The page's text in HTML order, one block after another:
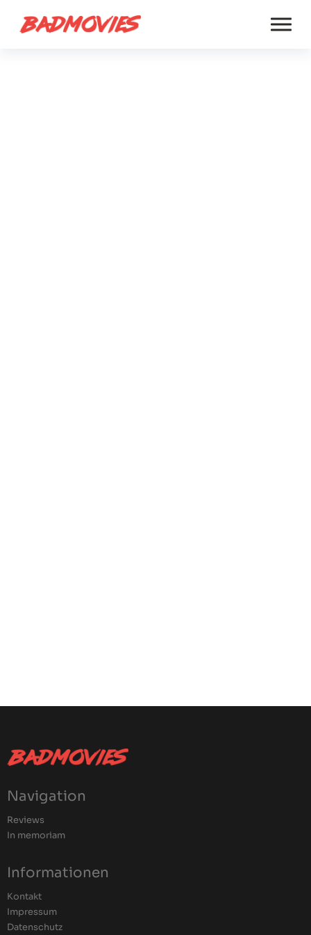
Navigation
Reviews
In memoriam
Informationen
Kontakt
Impressum
Datenschutz